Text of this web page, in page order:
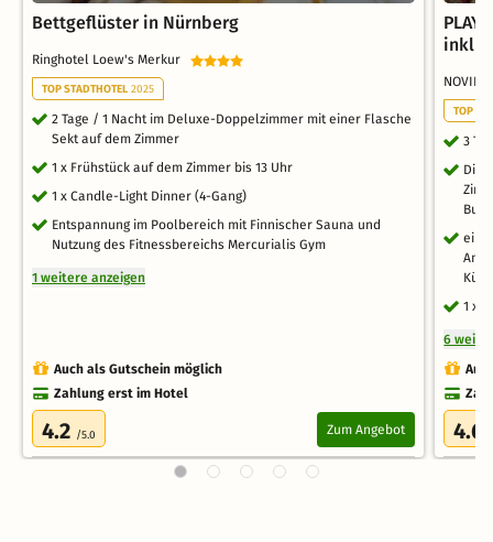
Bettgeflüster in Nürnberg
Ringhotel Loew's Merkur
TOP STADTHOTEL 2025
2 Tage / 1 Nacht im Deluxe-Doppelzimmer mit einer Flasche
Sekt auf dem Zimmer
1 x Frühstück auf dem Zimmer bis 13 Uhr
1 x Candle-Light Dinner (4-Gang)
Entspannung im Poolbereich mit Finnischer Sauna und
Nutzung des Fitnessbereichs Mercurialis Gym
1 weitere anzeigen
Auch als Gutschein möglich
Zahlung erst im Hotel
4.2 /5.0 Zum Angebot
TOP
3
Die
ein
1 x
6
4.6